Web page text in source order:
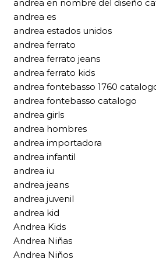
andrea en nombre del diseño
andrea es
andrea estados unidos
andrea ferrato
andrea ferrato jeans
andrea ferrato kids
andrea fontebasso 1760
andrea fontebasso catalogo
andrea girls
andrea hombres
andrea importadora
andrea infantil
andrea iu
andrea jeans
andrea juvenil
andrea kid
Andrea Kids
Andrea Niñas
Andrea Niños